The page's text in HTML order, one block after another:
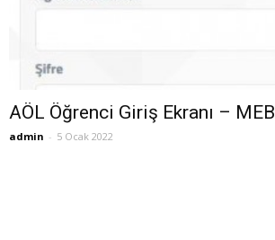
AÖL Öğrenci Giriş Ekranı – MEB
admin - 5 Ocak 2022